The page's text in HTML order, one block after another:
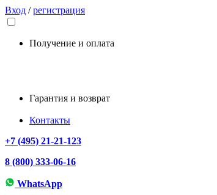
Вход /регистрация
Получение и оплата
Гарантия и возврат
Контакты
+7 (495) 21-21-123
8 (800) 333-06-16
WhatsApp